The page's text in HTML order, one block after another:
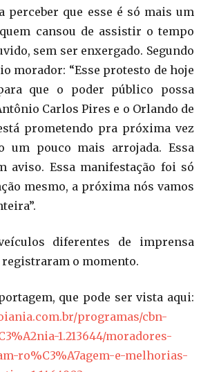
perceber que esse é só mais um
cansou de assistir o tempo
sem ser enxergado. Segundo
morador: “Esse protesto de hoje
que o poder público possa
Carlos Pires e o Orlando de
prometendo pra próxima vez
um pouco mais arrojada. Essa
aviso. Essa manifestação foi só
mesmo, a próxima nós vamos
diferentes de imprensa
o momento.
que pode ser vista aqui:
programas/cbn-
1.213644/moradores-
ro%C3%A7agem-e-melhorias-